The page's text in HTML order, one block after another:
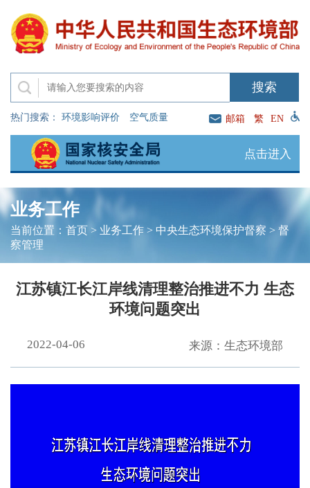
热门搜索： 环境影响评价 空气质量 邮箱 繁 EN
点击进入
业务工作
当前位置： 首页> 业务工作> 中央生态环境保护督察 > 督
察管理
江苏镇江长江岸线清理整治推进不力 生态
环境问题突出
2022-04-06 来源：生态环境部